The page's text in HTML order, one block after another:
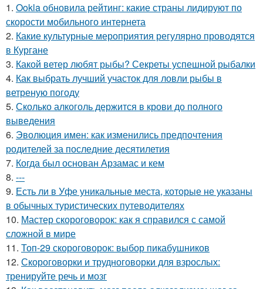
1. Ookla обновила рейтинг: какие страны лидируют по
скорости мобильного интернета
2. Какие культурные мероприятия регулярно проводятся
в Кургане
3. Какой ветер любят рыбы? Секреты успешной рыбалки
4. Как выбрать лучший участок для ловли рыбы в
ветреную погоду
5. Сколько алкоголь держится в крови до полного
выведения
6. Эволюция имен: как изменились предпочтения
родителей за последние десятилетия
7. Когда был основан Арзамас и кем
8. ---
9. Есть ли в Уфе уникальные места, которые не указаны
в обычных туристических путеводителях
10. Мастер скороговорок: как я справился с самой
сложной в мире
11. Топ-29 скороговорок: выбор пикабушников
12. Скороговорки и трудноговорки для взрослых:
тренируйте речь и мозг